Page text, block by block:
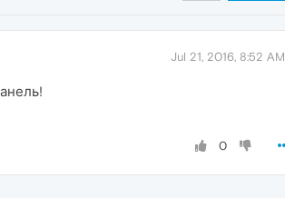
Jul 21, 2016, 8:52 AM
0